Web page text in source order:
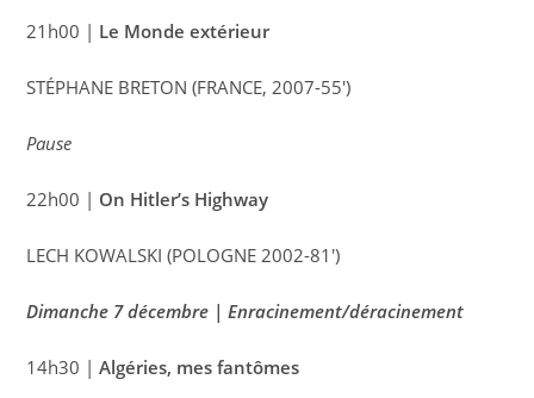
21h00 | Le Monde extérieur
STÉPHANE BRETON (FRANCE, 2007-55′)
Pause
22h00 | On Hitler’s Highway
LECH KOWALSKI (POLOGNE 2002-81′)
Dimanche 7 décembre | Enracinement/déracinement
14h30 |Algéries, mes fantômes